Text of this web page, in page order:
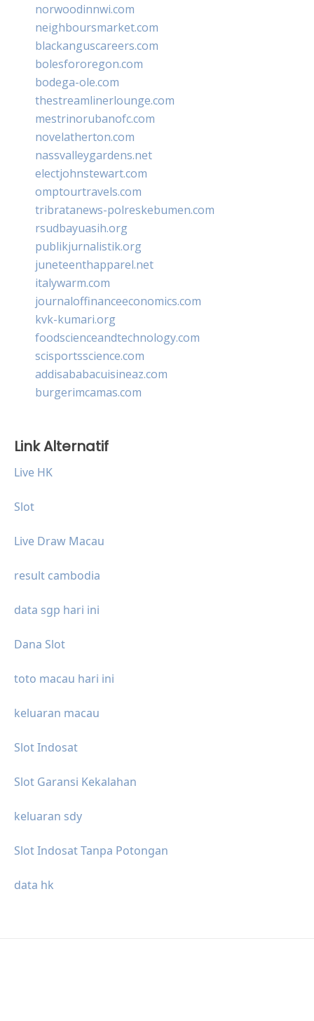
norwoodinnwi.com
neighboursmarket.com
blackanguscareers.com
bolesfororegon.com
bodega-ole.com
thestreamlinerlounge.com
mestrinorubanofc.com
novelatherton.com
nassvalleygardens.net
electjohnstewart.com
omptourtravels.com
tribratanews-polreskebumen.com
rsudbayuasih.org
publikjurnalistik.org
juneteenthapparel.net
italywarm.com
journaloffinanceeconomics.com
kvk-kumari.org
foodscienceandtechnology.com
scisportsscience.com
addisababacuisineaz.com
burgerimcamas.com
Link Alternatif
Live HK
Slot
Live Draw Macau
result cambodia
data sgp hari ini
Dana Slot
toto macau hari ini
keluaran macau
Slot Indosat
Slot Garansi Kekalahan
keluaran sdy
Slot Indosat Tanpa Potongan
data hk